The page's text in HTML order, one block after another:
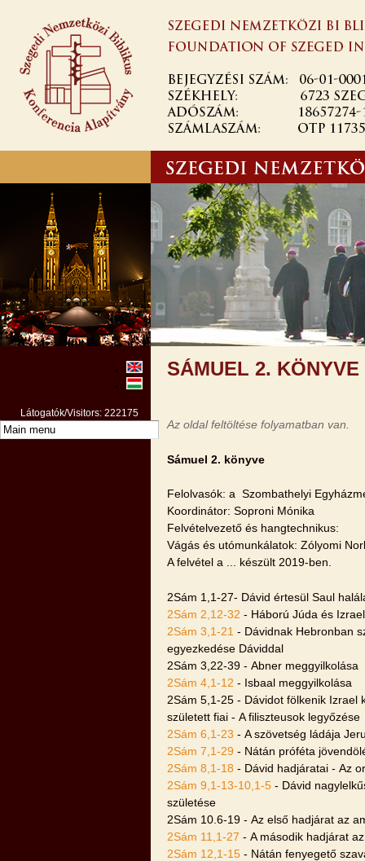
SÁMUEL 2. KÖNYVE
Az oldal feltöltése folyamatban van.
Sámuel 2. könyve
Felolvasók: a Szombathelyi
Koordinátor: Soproni Mónika
Felvételvezető és hangtechnikus:
Vágás és utómunkálatok: Zólyomi
A felvétel a ... készült 2019-ben.
2Sám 1,1-27- Dávid értesül Saul
2Sám 2,12-32 - Háború Júda és
2Sám 3,1-21 - Dávidnak Hebronban
egyezkedése Dáviddal
2Sám 3,22-39 - Abner meggyilkolása
2Sám 4,1-12 - Isbaal meggyilkolása
2Sám 5,1-25 - Dávidot fölkenik Izrael
született fiai - A filiszteusok legyőzése
2Sám 6,1-23 - A szövetség ládája
2Sám 7,1-29 - Nátán próféta
2Sám 8,1-18 - Dávid hadjáratai - Az
2Sám 9,1-13-10,1-5 - Dávid
születése
2Sám 10.6-19 - Az első hadjárat az
2Sám 11,1-27 - A második hadjárat
2Sám 12,1-15 - Nátán fenyegető
Látogatók/Visitors: 222175